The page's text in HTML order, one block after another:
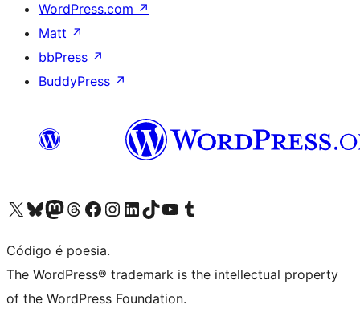
WordPress.com ↗
Matt ↗
bbPress ↗
BuddyPress ↗
Acessar nossa conta do X (antigo Twitter)
Acessar nossa conta do Bluesky
Acessar nossa conta do Mastodon
Acessar nossa conta do Threads
Acessar nossa página do Facebook
Acessar nossa conta do Instagram
Acessar nossa conta do LinkedIn
Acessar nossa conta do TikTok
Acessar nosso canal do YouTube
Acessar nossa conta no Tumblr
Código é poesia.
The WordPress® trademark is the intellectual property
of the WordPress Foundation.